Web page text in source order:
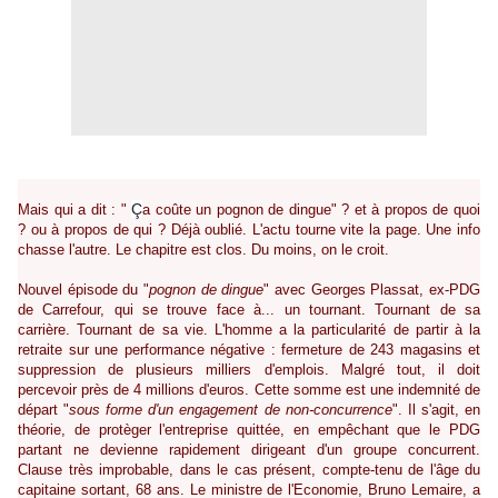
Mais qui a dit : "Ça coûte un pognon de dingue" ? et à propos de quoi
? ou à propos de qui ? Déjà oublié. L'actu tourne vite la page. Une info
chasse l'autre. Le chapitre est clos. Du moins, on le croit.
Nouvel épisode du "pognon de dingue" avec Georges Plassat, ex-PDG
de Carrefour, qui se trouve face à... un tournant. Tournant de sa
carrière. Tournant de sa vie. L'homme a la particularité de partir à la
retraite sur une performance négative : fermeture de 243 magasins et
suppression de plusieurs milliers d'emplois. Malgré tout, il doit
percevoir près de 4 millions d'euros. Cette somme est une indemnité de
départ "sous forme d'un engagement de non-concurrence". Il s'agit, en
théorie, de protèger l'entreprise quittée, en empêchant que le PDG
partant ne devienne rapidement dirigeant d'un groupe concurrent.
Clause très improbable, dans le cas présent, compte-tenu de l'âge du
capitaine sortant, 68 ans. Le ministre de l'Economie, Bruno Lemaire, a